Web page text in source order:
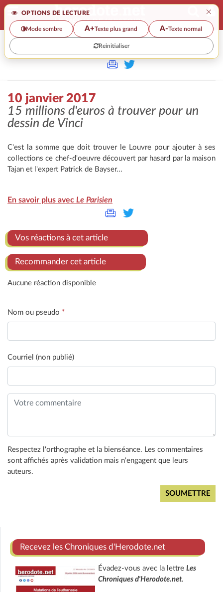
OPTIONS DE LECTURE ×
Mode sombre A+Texte plus grand A-Texte normal
Reinitialiser
>>
10 janvier 2017
15 millions d'euros à trouver pour un
dessin de Vinci
C'est la somme que doit trouver le Louvre pour ajouter à ses
collections ce chef-d'oeuvre découvert par hasard par la maison
Tajan et l'expert Patrick de Bayser...
En savoir plus avec Le Parisien
Vos réactions à cet article
Recommander cet article
Aucune réaction disponible
Nom ou pseudo *
Courriel (non publié)
Respectez l'orthographe et la bienséance. Les commentaires
sont affichés après validation mais n'engagent que leurs
auteurs.
Recevez les Chroniques d'Herodote.net
Évadez-vous avec la lettre Les
Chroniques d'Herodote.net.